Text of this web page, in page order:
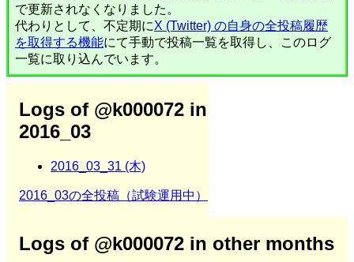
で更新されなくなりました。
代わりとして、不定期にX (Twitter) の自身の全投稿履歴
を取得する機能にて手動で投稿一覧を取得し、このログ
一覧に取り込んでいます。
Logs of @k000072 in
2016_03
2016_03_31 (木)
2016_03の全投稿（試験運用中）
Logs of @k000072 in other months